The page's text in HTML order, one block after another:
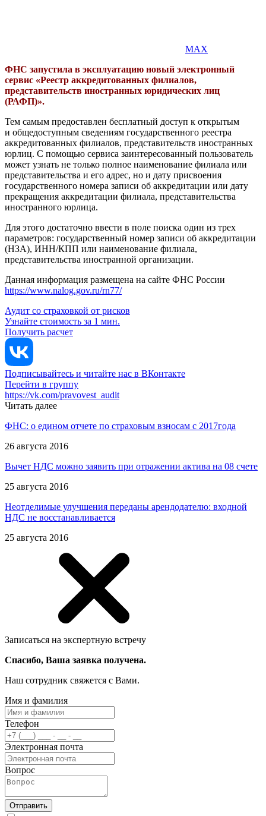
MAX
ФНС запустила в эксплуатацию новый электронный
сервис «Реестр аккредитованных филиалов,
представительств иностранных юридических лиц
(РАФП)».
Тем самым предоставлен бесплатный доступ к открытым
и общедоступным сведениям государственного реестра
аккредитованных филиалов, представительств иностранных
юрлиц. С помощью сервиса заинтересованный пользователь
может узнать не только полное наименование филиала или
представительства и его адрес, но и дату присвоения
государственного номера записи об аккредитации или дату
прекращения аккредитации филиала, представительства
иностранного юрлица.
Для этого достаточно ввести в поле поиска один из трех
параметров: государственный номер записи об аккредитации
(НЗА), ИНН/КПП или наименование филиала,
представительства иностранной организации.
Данная информация размещена на сайте ФНС России
https://www.nalog.gov.ru/rn77/
Аудит со страховкой от рисков
Узнайте стоимость за 1 мин.
Получить расчет
Подписывайтесь и читайте нас в ВКонтакте
Перейти в группу
https://vk.com/pravovest_audit
Читать далее
ФНС: о едином отчете по страховым взносам с 2017года
26 августа 2016
Вычет НДС можно заявить при отражении актива на 08 счете
25 августа 2016
Неотделимые улучшения переданы арендодателю: входной
НДС не восстанавливается
25 августа 2016
Записаться на экспертную встречу
Спасибо, Ваша заявка получена.
Наш сотрудник свяжется с Вами.
Имя и фамилия
Телефон
Электронная почта
Вопрос
Отправить